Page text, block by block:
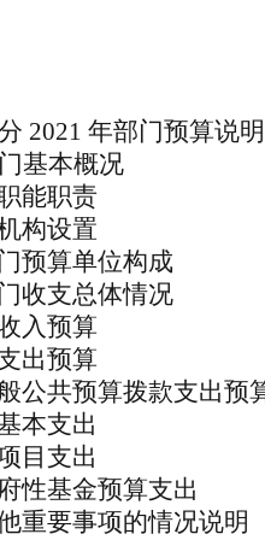
2021 年部门预算说明
基本概况
能职责
构设置
预算单位构成
收支总体情况
入预算
出预算
公共预算拨款支出预
本支出
目支出
性基金预算支出
重要事项的情况说明